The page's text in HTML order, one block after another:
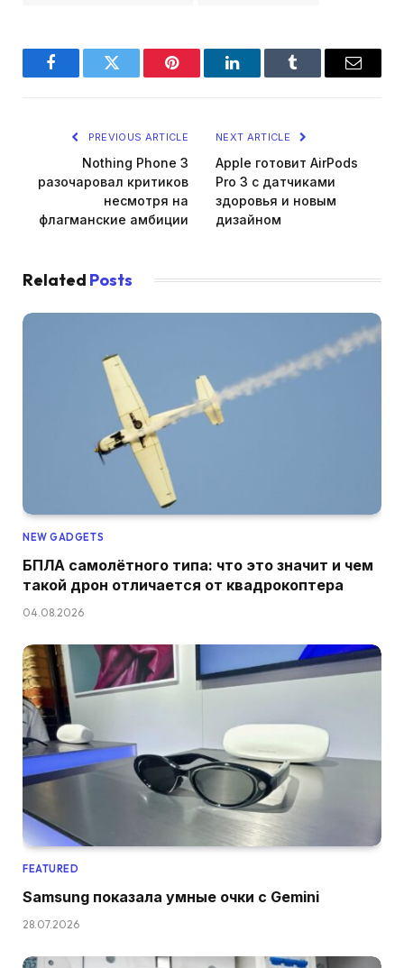
FacebookTwitter Pinterest LinkedInTumblr Email
PREVIOUS ARTICLE
Nothing Phone 3
разочаровал критиков
несмотря на
флагманские амбиции
NEXT ARTICLE
Apple готовит AirPods
Pro 3 с датчиками
здоровья и новым
дизайном
Related Posts
NEW GADGETS
БПЛА самолётного типа: что это значит и чем
такой дрон отличается от квадрокоптера
04.08.2026
FEATURED
Samsung показала умные очки с Gemini
28.07.2026